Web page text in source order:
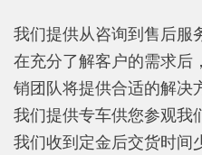
我们提供从咨询到售后服
在充分了解客户的需求后
销团队将提供合适的解决
我们提供专车供您参观我
我们收到定金后交货时间